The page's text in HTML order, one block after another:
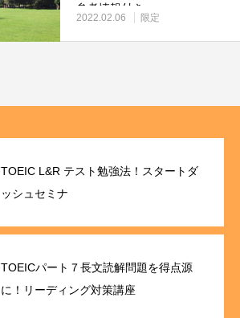
参考情報付き
2022.02.06 限定
TOEIC L&R テスト勉強法！スタートダ
ッシュセミナ
TOEICパート７長文読解問題を得点源
に！リーディング対策講座